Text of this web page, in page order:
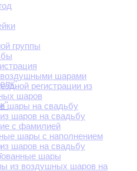
группы
шарами
регистрации из
шаров
шары на свадьбу
шаров на свадьбу
с фамилией
шары с наполнением
шаров на свадьбу
шары
из воздушных шаров на